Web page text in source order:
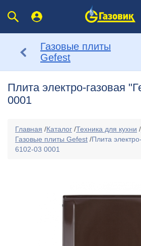
Газовые плиты
Gefest
Плита электро-газовая
0001
Главная /Каталог /Техника для кухни /
Газовые плиты Gefest /Плита
6102-03 0001